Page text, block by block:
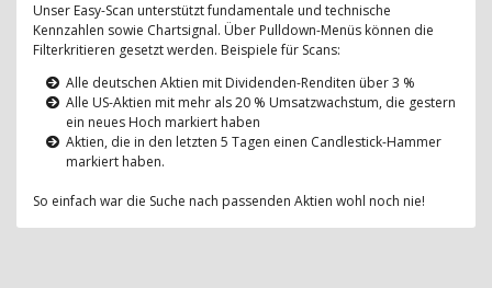
Unser Easy-Scan unterstützt fundamentale und technische
Kennzahlen sowie Chartsignal. Über Pulldown-Menüs können die
Filterkritieren gesetzt werden. Beispiele für Scans:
Alle deutschen Aktien mit Dividenden-Renditen über 3 %
Alle US-Aktien mit mehr als 20 % Umsatzwachstum, die gestern
ein neues Hoch markiert haben
Aktien, die in den letzten 5 Tagen einen Candlestick-Hammer
markiert haben.
So einfach war die Suche nach passenden Aktien wohl noch nie!